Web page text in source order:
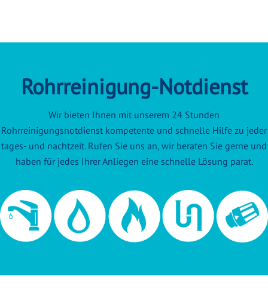
Rohrreinigung-Notdienst
Wir bieten Ihnen mit unserem 24 Stunden
Rohrreinigungsnotdienst kompetente und schnelle Hilfe zu jeder
tages- und nachtzeit. Rufen Sie uns an, wir beraten Sie gerne und
haben für jedes Ihrer Anliegen eine schnelle Lösung parat.